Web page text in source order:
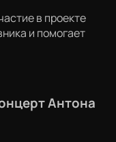
в проекте
и помогает
Антона